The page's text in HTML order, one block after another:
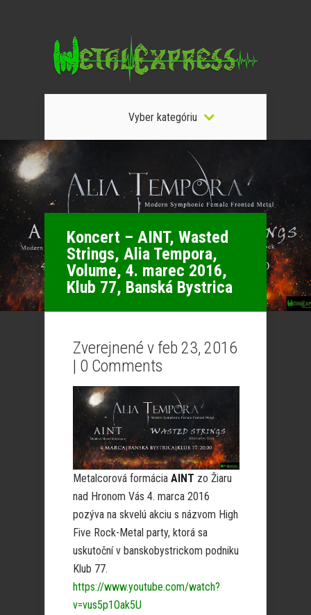
Vyber kategóriu
Koncert – AINT, Wasted
Strings, Alia Tempora,
Volume, 4. marec 2016,
Klub 77, Banská Bystrica
Zverejnené v feb 23, 2016
| 0 Comments
Metalcorová formácia AINT zo Žiaru
nad Hronom Vás 4. marca 2016
pozýva na skvelú akciu s názvom High
Five Rock-Metal party, ktorá sa
uskutoční v banskobystrickom podniku
Klub 77.
https://www.youtube.com/watch?
v=vus5p1Oak5U